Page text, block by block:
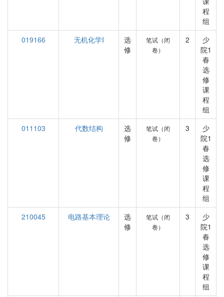
程
组
019166
无机化学I
选
修
笔试（闭
卷）
2
少
院1
春
选
修
课
程
组
011103
代数结构
选
修
笔试（闭
卷）
3
少
院1
春
选
修
课
程
组
210045
电路基本理论
选
修
笔试（闭
卷）
3
少
院1
春
选
修
课
程
组